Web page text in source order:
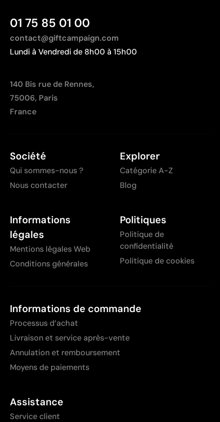
01 75 85 01 00
contact@giftcampaign.com
Lundi à Vendredi de 8h00 à 15h00
140 Bis rue de Rennes,
75006, Paris
France
Société
Qui sommes-nous ?
Nous contacter
Explorer
Catégorie A-Z
Blog
Informations
légales
Mentions légales Web
Conditions générales
Politiques
Politique de
confidentialité
Politique de cookies
Informations de commande
Processus d’achat
Livraison et service après-vente
Annulation et remboursement
Moyens de paiements
Assistance
Service client